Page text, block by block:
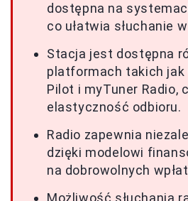
dostępna na
co ułatwia słuchanie
Stacja jest dostępna
platformach takich jak
Pilot i myTuner Radio,
elastyczność odbioru.
Radio zapewnia
dzięki modelowi
na dobrowolnych
Możliwość słuchania